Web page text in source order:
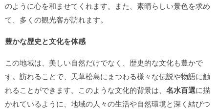
のように心を和ませてくれます。また、素晴らしい景色を求め
て、多くの観光客が訪れます。
豊かな歴史と文化を体感
この地域は、美しい自然だけでなく、歴史的な文化も豊かで
す。訪れることで、天草松島にまつわる様々な伝説や物語に触
れることができます。このような文化的背景は、 名水百選に描
かれているように、地域の人々の生活や自然環境と深く結びつ